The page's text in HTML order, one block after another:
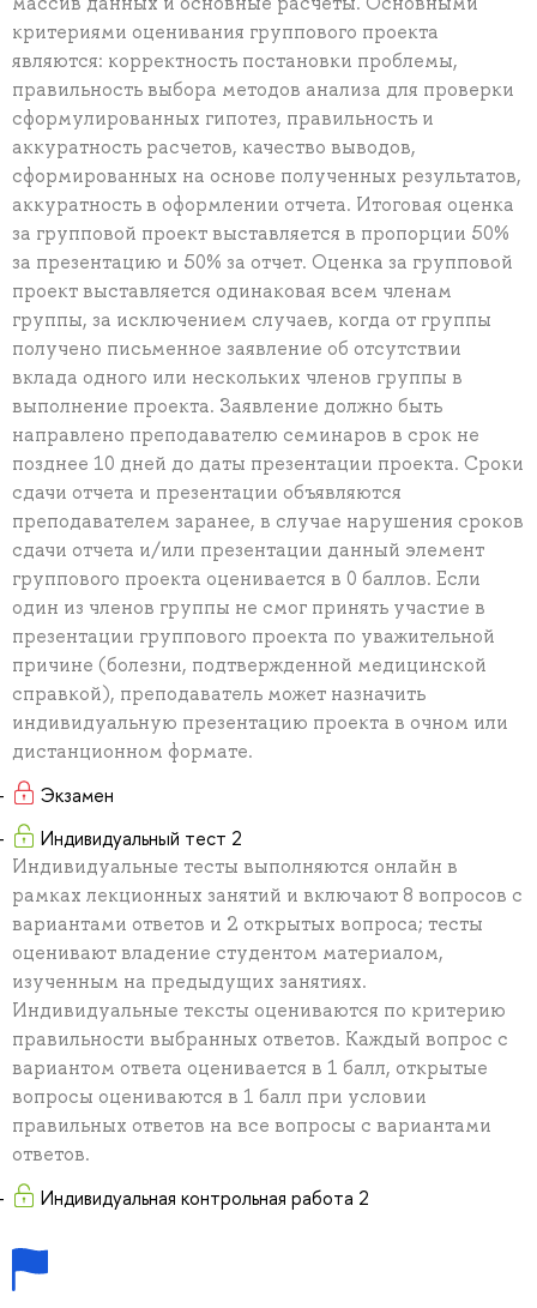
критериями оценивания группового проекта
являются: корректность постановки проблемы,
правильность выбора методов анализа для проверки
сформулированных гипотез, правильность и
аккуратность расчетов, качество выводов,
сформированных на основе полученных результатов,
аккуратность в оформлении отчета. Итоговая оценка
за групповой проект выставляется в пропорции 50%
за презентацию и 50% за отчет. Оценка за групповой
проект выставляется одинаковая всем членам
группы, за исключением случаев, когда от группы
получено письменное заявление об отсутствии
вклада одного или нескольких членов группы в
выполнение проекта. Заявление должно быть
направлено преподавателю семинаров в срок не
позднее 10 дней до даты презентации проекта. Сроки
сдачи отчета и презентации объявляются
преподавателем заранее, в случае нарушения сроков
сдачи отчета и/или презентации данный элемент
группового проекта оценивается в 0 баллов. Если
один из членов группы не смог принять участие в
презентации группового проекта по уважительной
причине (болезни, подтвержденной медицинской
справкой), преподаватель может назначить
индивидуальную презентацию проекта в очном или
дистанционном формате.
Экзамен
Индивидуальный тест 2
Индивидуальные тесты выполняются онлайн в
рамках лекционных занятий и включают 8 вопросов с
вариантами ответов и 2 открытых вопроса; тесты
оценивают владение студентом материалом,
изученным на предыдущих занятиях.
Индивидуальные тексты оцениваются по критерию
правильности выбранных ответов. Каждый вопрос с
вариантом ответа оценивается в 1 балл, открытые
вопросы оцениваются в 1 балл при условии
правильных ответов на все вопросы с вариантами
ответов.
Индивидуальная контрольная работа 2